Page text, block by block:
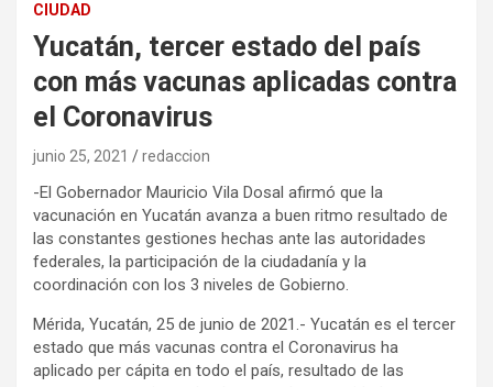
CIUDAD
Yucatán, tercer estado del país
con más vacunas aplicadas contra
el Coronavirus
junio 25, 2021 redaccion
-El Gobernador Mauricio Vila Dosal afirmó que la
vacunación en Yucatán avanza a buen ritmo resultado de
las constantes gestiones hechas ante las autoridades
federales, la participación de la ciudadanía y la
coordinación con los 3 niveles de Gobierno.
Mérida, Yucatán, 25 de junio de 2021.- Yucatán es el tercer
estado que más vacunas contra el Coronavirus ha
aplicado per cápita en todo el país, resultado de las